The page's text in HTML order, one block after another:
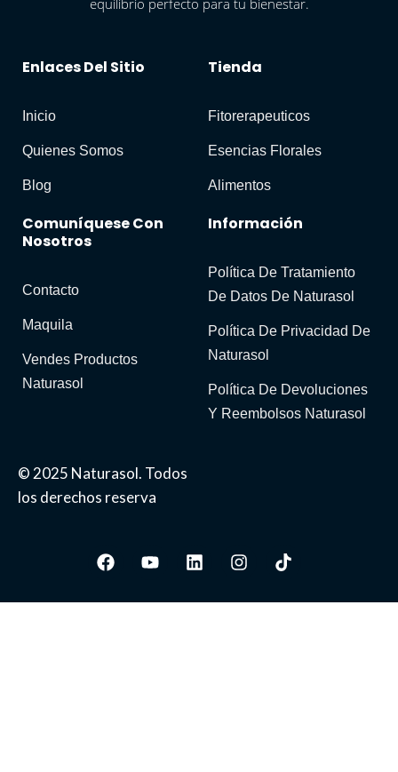
Enlaces Del Sitio
Inicio
Quienes Somos
Blog
Tienda
Fitorerapeuticos
Esencias Florales
Alimentos
Comuníquese Con
Nosotros
Contacto
Maquila
Vendes Productos
Naturasol
Información
Política De Tratamiento
De Datos De Naturasol
Política De Privacidad De
Naturasol
Política De Devoluciones
Y Reembolsos Naturasol
© 2025 Naturasol. Todos
los derechos reserva